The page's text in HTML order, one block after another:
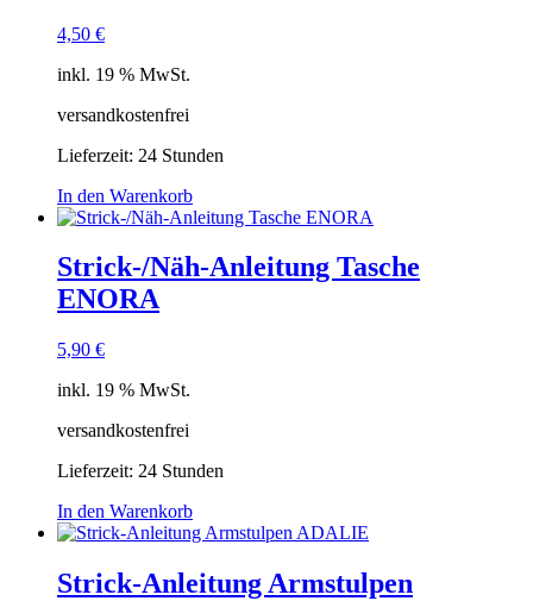
4,50 €
inkl. 19 % MwSt.
versandkostenfrei
Lieferzeit: 24 Stunden
In den Warenkorb
Strick-/Näh-Anleitung Tasche
ENORA
5,90 €
inkl. 19 % MwSt.
versandkostenfrei
Lieferzeit: 24 Stunden
In den Warenkorb
Strick-Anleitung Armstulpen